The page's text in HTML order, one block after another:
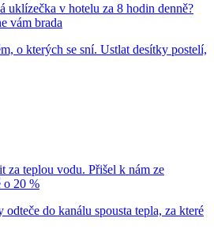
uklízečka v hotelu za 8 hodin denně?
vám brada
o kterých se sní. Ustlat desítky postelí,
za teplou vodu. Přišel k nám ze
o 20 %
do kanálu spousta tepla, za které